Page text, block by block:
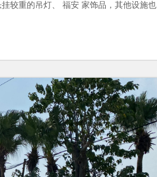
较重的吊灯、 福安 家饰品，其他设施也